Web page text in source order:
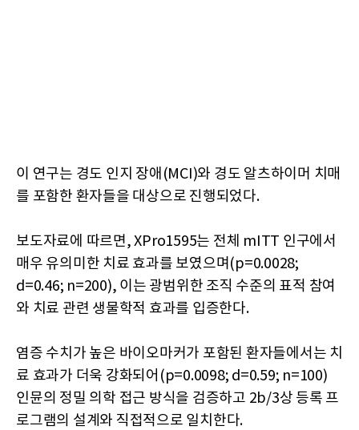
이 연구는 경도 인지 장애(MCI)와 경도 알츠하이머 치매
를 포함한 환자들을 대상으로 진행되었다.
보도자료에 따르면, XPro1595는 전체 mITT 인구에서
매우 유의미한 치료 효과를 보였으며(p=0.0028;
d=0.46; n=200), 이는 광범위한 조직 수준의 표적 참여
와 치료 관련 생물학적 효과를 입증한다.
염증 수치가 높은 바이오마커가 포함된 환자들에서는 치
료 효과가 더욱 강화되어(p=0.0098; d=0.59; n=100)
인뮨의 정밀 의학 접근 방식을 검증하고 2b/3상 등록 프
로그램의 설계와 직접적으로 일치한다.